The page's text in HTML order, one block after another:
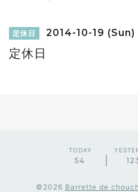
定休日 2014-10-19 (Sun)
定休日
TODAY
54
©2026 Barrette de